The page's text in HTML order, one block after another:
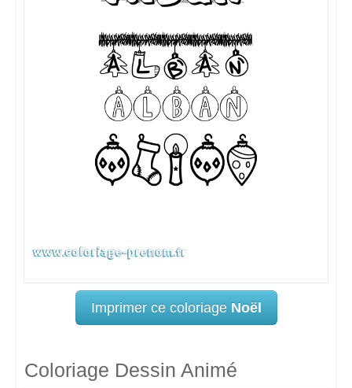
Imprimer ce coloriage Noël
Coloriage Dessin Animé